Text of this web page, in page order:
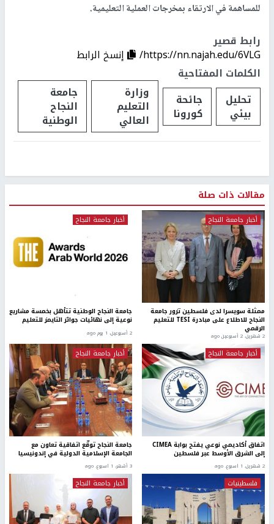
للمساهمة في الارتقاء بمخرجات العملية التعليمية.
رابط قصير
https://nn.najah.edu/6VLG/
إنسخ الرابط
الكلمات المفتاحية
تحليل
بيئي
جائحة
كورونا
وزارة
التعليم
العالي
جامعة
النجاح
الوطنية
مقالات ذات صلة
أخبار جامعة النجاح
ممثلة سويسرا لدى فلسطين تزور جامعة
النجاح للاطلاع على مبادرة TESI للتعليم
الرقمي
2 شهرين، 2 أسبوعين ago
أخبار جامعة النجاح
جامعة النجاح الوطنية تتأهل بخمسة مشاريع
نوعية إلى نهائيات جوائز التايمز للتعليم
2 أسبوعين، 1 يوم ago
أخبار جامعة النجاح
اتفاق أكاديمي نوعي يفتح بوابة CIMEA
إلى الشرق الأوسط عبر فلسطين
2 شهرين، 1 اسبوع. ago
أخبار جامعة النجاح
جامعة النجاح توقّع اتفاقية تعاون مع
الجامعة الإسلامية الدولية في إندونيسيا
3 أشهر، 1 اسبوع. ago
فلسطينيات أخبار جامعة النجاح